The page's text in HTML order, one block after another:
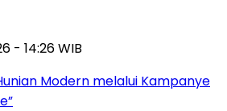
- 14:26 WIB
Modern melalui Kampanye